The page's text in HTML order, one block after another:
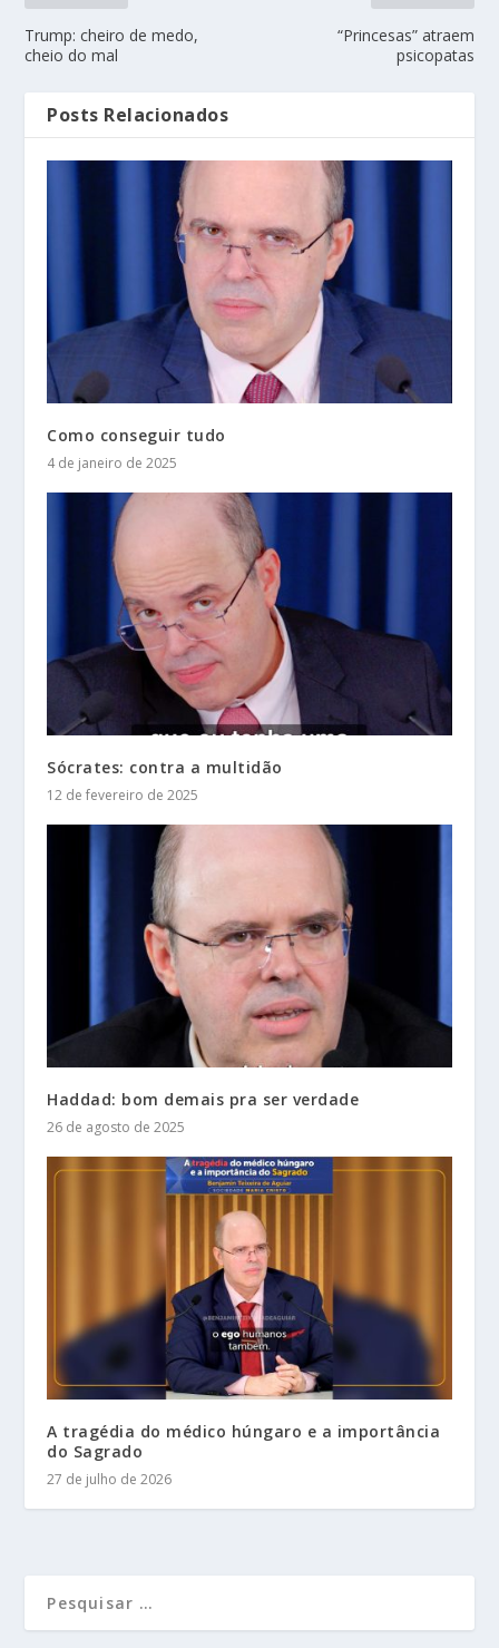
Trump: cheiro de medo,
cheio do mal
“Princesas” atraem
psicopatas
Posts Relacionados
Como conseguir tudo
4 de janeiro de 2025
Sócrates: contra a multidão
12 de fevereiro de 2025
Haddad: bom demais pra ser verdade
26 de agosto de 2025
A tragédia do médico húngaro e a importância
do Sagrado
27 de julho de 2026